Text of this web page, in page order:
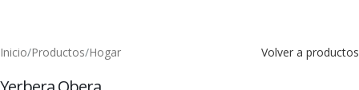
Inicio/Productos/Hogar Volver a productos